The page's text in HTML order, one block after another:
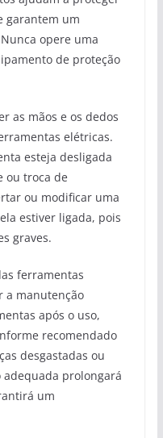
garantem um
opere uma
de proteção
as mãos e os dedos
elétricas.
esteja desligada
ou troca de
ou modificar uma
estiver ligada, pois
graves.
ferramentas
a manutenção
após o uso,
recomendado
desgastadas ou
prolongará
um